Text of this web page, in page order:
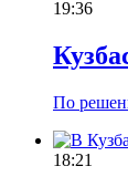
19:36
По
18:21